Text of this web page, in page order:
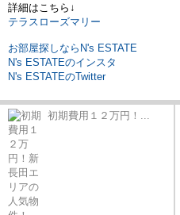
詳細はこちら↓
テラスローズマリー
お部屋探しならN's ESTATE
N's ESTATEのインスタ
N's ESTATEのTwitter
初期費用１２万円！...